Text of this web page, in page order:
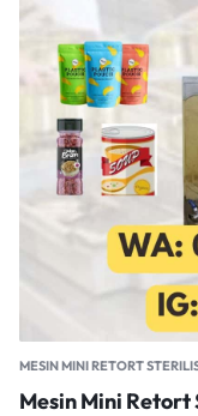
MESIN MINI RETORT
Mesin Mini